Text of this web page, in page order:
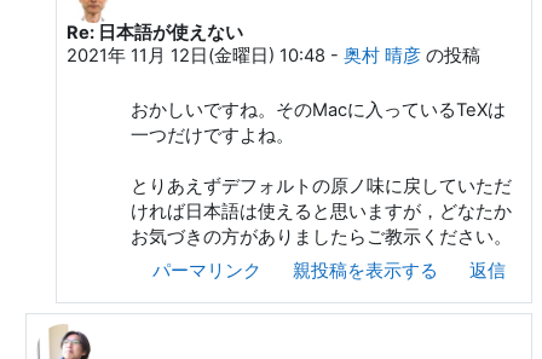
Webern Anton への返信
Re: 日本語が使えない
2021年 11月 12日(金曜日) 10:48 - 奥村 晴彦の投稿
おかしいですね。そのMacに入っているTeXは
一つだけですよね。
とりあえずデフォルトの原ノ味に戻していただ
ければ日本語は使えると思いますが，どなたか
お気づきの方がありましたらご教示ください。
パーマリンク
親投稿を表示する 返信